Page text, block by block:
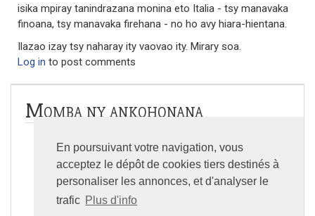
En poursuivant votre navigation, vous
acceptez le dépôt de cookies tiers destinés à
personaliser les annonces, et d'analyser le
trafic Plus d'info
isika mpiray tanindrazana monina eto Italia - tsy manavaka
finoana, tsy manavaka firehana - no ho avy hiara-hientana.
Ilazao izay tsy naharay ity vaovao ity. Mirary soa.
Log in to post comments
Momba ny ankohonana
Tantara
Toeram-pivavahana